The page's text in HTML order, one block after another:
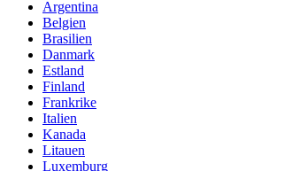
Argentina
Belgien
Brasilien
Danmark
Estland
Finland
Frankrike
Italien
Kanada
Litauen
Luxemburg